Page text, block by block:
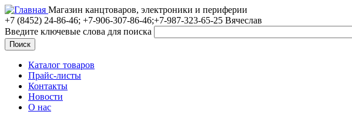
Магазин канцтоваров, электроники и периферии
+7 (8452) 24-86-46; +7-906-307-86-46;+7-987-323-65-25 Вячеслав
Введите ключевые слова для поиска
Каталог товаров
Прайс-листы
Контакты
Новости
О нас